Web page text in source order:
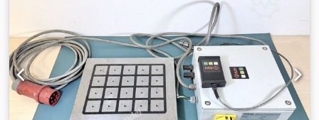
Magnetisk spennplate 300x600x80 mm, 60
kg/kvadratmeter, 18x18 – 1100 EUR Magnetisk spennplate
400x800x80 mm, 60 kg/kvadratmeter, 18x18 – 1880 EUR
Magnetisk spennplate 400x1000x80 mm, 60
kg/kvadratmeter, 18x18 – 2300 EUR Magnetisk spennplate
500x1000x80 mm, 60 kg/kvadratmeter, 18x18 – 2800 EUR
Magnetiske spennplater, runde bord av denne typen med
en diameter på 200–800 mm. Dkjdpfozd Rlvjx Ad Sor